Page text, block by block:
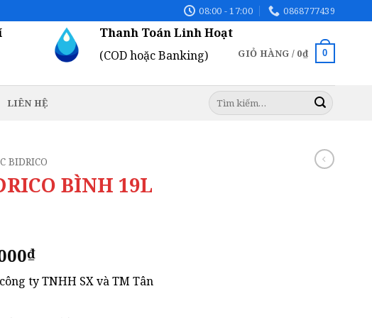
08:00 - 17:00 0868777439
Thanh Toán Linh Hoạt
(COD hoặc Banking)
GIỎ HÀNG / 0₫ 0
LIÊN HỆ
Tìm
kiếm:
BIDRICO
BÌNH 19L
₫Giá
hiện
tại
ty TNHH SX và TM Tân